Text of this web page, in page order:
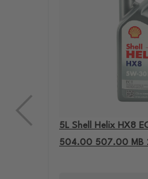
5L Shell Helix HX8
504.00 507.00 MB